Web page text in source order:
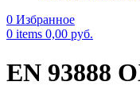
0 Избранное
0 items 0,00 руб.
EN 93888